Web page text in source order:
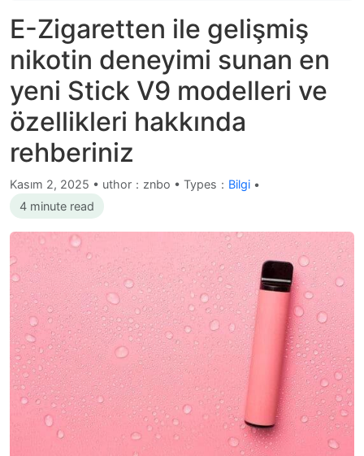
E-Zigaretten ile gelişmiş
nikotin deneyimi sunan en
yeni Stick V9 modelleri ve
özellikleri hakkında
rehberiniz
Kasım 2, 2025 • uthor：znbo • Types： Bilgi •
4 minute read